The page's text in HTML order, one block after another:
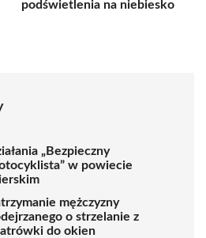
podświetlenia na niebiesko
„Bezpieczny
w powiecie
mężczyzny
o strzelanie z
do okien